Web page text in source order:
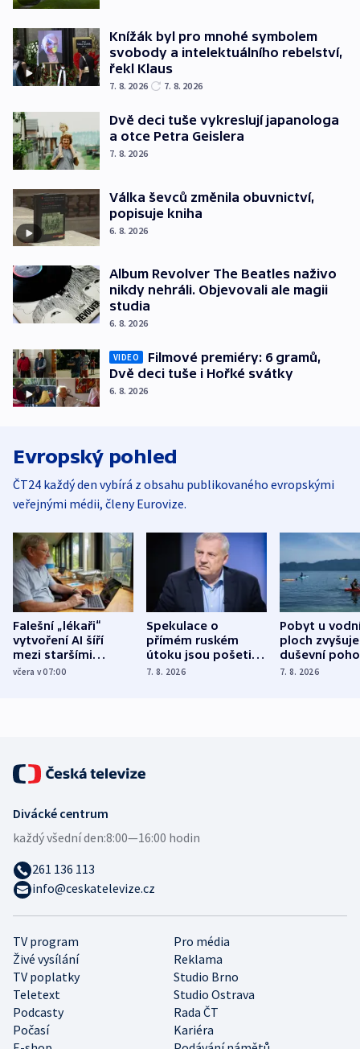
Knížák byl pro mnohé symbolem
svobody a intelektuálního rebelství,
řekl Klaus
7. 8. 2026 7. 8. 2026
Dvě deci tuše vykreslují japanologa
a otce Petra Geislera
7. 8. 2026
Válka ševců změnila obuvnictví,
popisuje kniha
6. 8. 2026
Album Revolver The Beatles naživo
nikdy nehráli. Objevovali ale magii
studia
6. 8. 2026
VIDEO
Filmové premiéry: 6 gramů,
Dvě deci tuše i Hořké svátky
6. 8. 2026
Evropský pohled
ČT24 každý den vybírá z obsahu publikovaného evropskými
veřejnými médii, členy Eurovize.
Falešní „lékaři“
vytvoření AI šíří
mezi staršími
Poláky nebezpečné
včera v 07:00
Spekulace o
přímém ruském
útoku jsou pošetilé,
míní estonský
7. 8. 2026
Pobyt u
ploch zvyšuje
duševní
ukázala
7. 8. 2026
TV program
Pro média
Živé vysílání
Reklama
TV poplatky
Studio Brno
Teletext
Studio Ostrava
Podcasty
Rada ČT
Počasí
Kariéra
Divácké centrum
každý všední den:8:00—16:00 hodin
261 136 113
info@ceskatelevize.cz